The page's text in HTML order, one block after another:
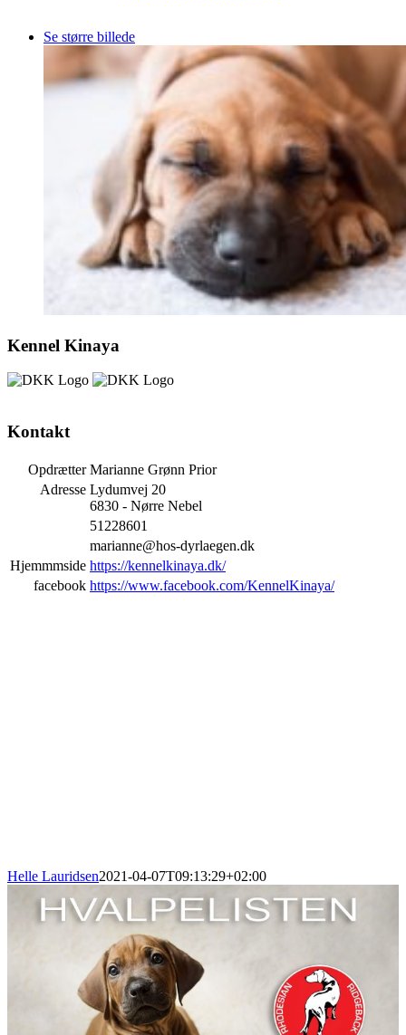
Se større billede
Kennel Kinaya
Kontakt
Opdrætter Marianne Grønn Prior
Adresse Lydumvej 20
6830 - Nørre Nebel
51228601
marianne@hos-dyrlaegen.dk
Hjemmmside https://kennelkinaya.dk/
facebook https://www.facebook.com/KennelKinaya/
Helle Lauridsen2021-04-07T09:13:29+02:00